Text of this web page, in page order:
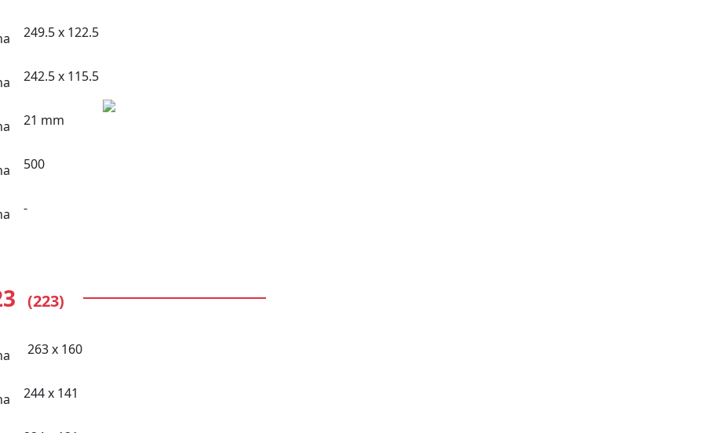
249.5 x 122.5
242.5 x 115.5
21 mm
500
-
(223)
263 x 160
244 x 141